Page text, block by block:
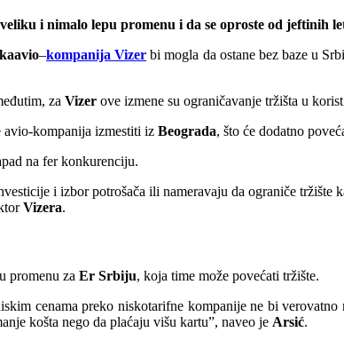
i nimalo lepu promenu i da se oproste od jeftinih
avio–kompanija Vizer bi mogla da ostane bez baze u
za Vizer ove izmene su ograničavanje tržišta u korist
avio-kompanija izmestiti iz Beograda, što će dodatno
na fer konkurenciju.
i izbor potrošača ili nameravaju da ograniče
Vizera.
promenu za Er Srbiju, koja time može povećati tržište.
cenama preko niskotarifne kompanije ne bi
košta nego da plaćaju višu kartu”, naveo je Arsić.